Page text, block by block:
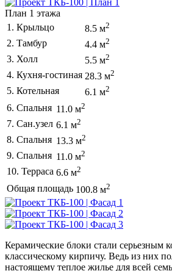
План 1 этажа
1. Крыльцо
8.5 м2
2. Тамбур 4.4 м2
3. Холл 5.5 м2
4. Кухня-гостиная 28.3 м2
5. Котельная 6.1 м2
6. Спальня 11.0 м2
7. Сан.узел 6.1 м2
8. Спальня 13.3 м2
9. Спальня 11.0 м2
10. Терраса 6.6 м2
Общая площадь 100.8 м2
Керамические блоки стали серьезным
классическому кирпичу. Ведь из них
настоящему теплое жилье для всей